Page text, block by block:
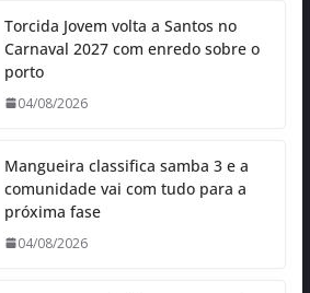
Torcida Jovem volta a Santos no
Carnaval 2027 com enredo sobre o
porto
04/08/2026
Mangueira classifica samba 3 e a
comunidade vai com tudo para a
próxima fase
04/08/2026